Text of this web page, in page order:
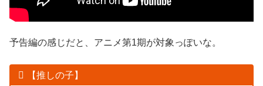
予告編の感じだと、アニメ第1期が対象っぽいな。
【推しの子】